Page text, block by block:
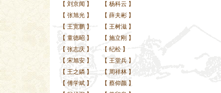
【 刘京闻 】 【 杨科云 】
【 张旭光】 【 薛夫彬 】
【 王宽鹏】 【 王树滋 】
【 童德昭 】 【 施立刚 】
【 张志庆】 【 纪松 】
【 宋旭安】 【 王堂兵 】
【 王之鏻】 【 周祥林 】
【 傅学斌】 【 蔡仰颜 】